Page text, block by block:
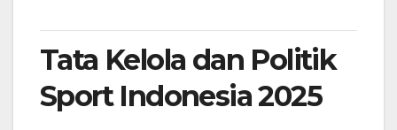
Tata Kelola dan Politik
Sport Indonesia 2025